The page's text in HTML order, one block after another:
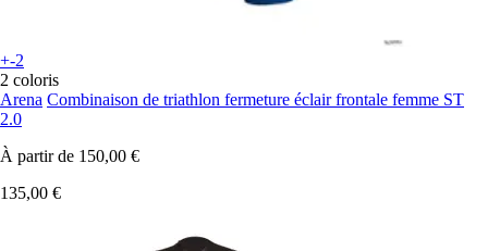
+-2
2 coloris
Arena Combinaison de triathlon fermeture éclair frontale femme ST
2.0
À partir de 150,00 €
135,00 €